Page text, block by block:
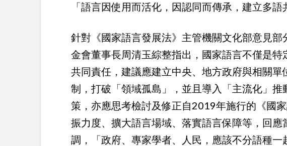
「語言因使用而活化，因認同而傳承，建立多語
針對《國家語言發展法》主管機關文化部意見
金會董事長周清玉綜整指出，國家語言不僅是
共同責任，建議應建立中央、地方政府與相關
制，打破「領域孤島」，並且導入「主流化」
策，亦應思考檢討及修正自2019年施行的《國
振力度、擴大語言場域、落實語言保障等，回
調，「政府、專家學者、人民，應該不分語種一